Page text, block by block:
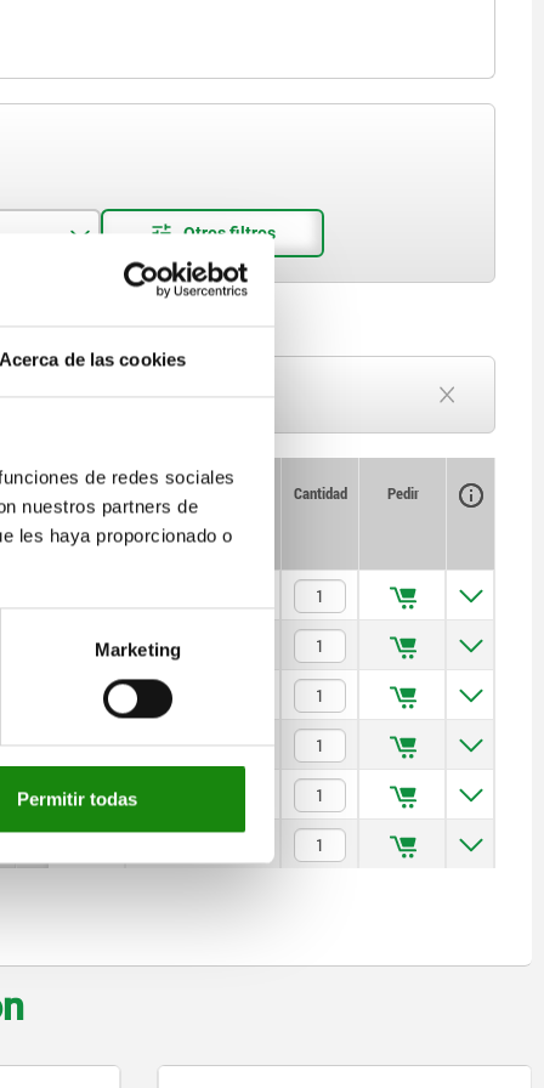
Acerca de las cookies
de redes sociales
nuestros partners de
les haya proporcionado o
Marketing
Permitir todas
Par de
desenroscado aprox.
Nm
Disponibilidad
Precio
Cantidad Pedir
0,22
0,37
0,6 $206.79
1,3